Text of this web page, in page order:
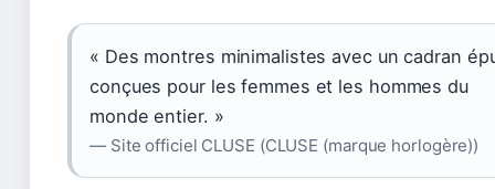
« Des montres minimalistes avec un cadran
conçues pour les femmes et les hommes du
monde entier. »
— Site officiel CLUSE (CLUSE (marque horlogère))